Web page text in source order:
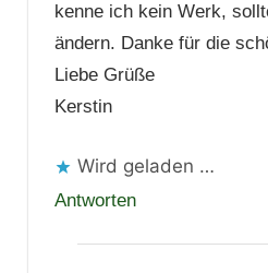
kenne ich kein Werk,
ändern. Danke für die
Liebe Grüße
Kerstin
Wird geladen …
Antworten